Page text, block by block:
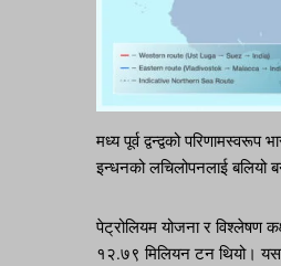
मध्य पूर्व द्वन्द्वको
इन्धनको लचिलोपनलाई बलियो
पेट्रोलियम योजना र विश्लेषण
१२.७९ मिलियन टन थियो।